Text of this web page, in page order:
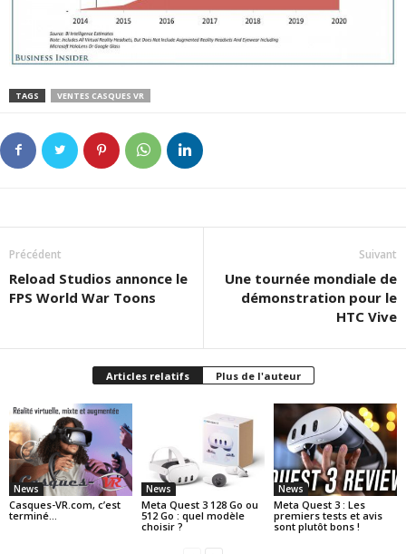
TAGS VENTES CASQUES VR
Précédent
Reload Studios annonce le
FPS World War Toons
Suivant
Une tournée mondiale de
démonstration pour le
HTC Vive
Articles relatifs Plus de l'auteur
News
Casques-VR.com, c’est
terminé…
News
Meta Quest 3 128 Go ou
512 Go : quel modèle
choisir ?
News
Meta Quest 3 : Les
premiers tests et avis
sont plutôt bons !